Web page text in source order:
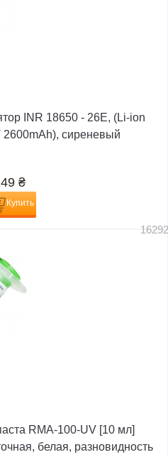
INR 18650 - 26E, (Li-ion
2600mAh), сиреневый
₴
Купить
RMA-100-UV [10 мл]
белая, разновидность